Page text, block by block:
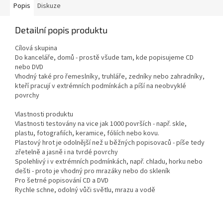
Popis Diskuze
Detailní popis produktu
Cílová skupina
Do kanceláře, domů - prostě všude tam, kde popisujeme CD
nebo DVD
Vhodný také pro řemeslníky, truhláře, zedníky nebo zahradníky,
kteří pracují v extrémních podmínkách a píší na neobvyklé
povrchy
Vlastnosti produktu
Vlastnosti testovány na vice jak 1000 površích - např. skle,
plastu, fotografiích, keramice, fóliích nebo kovu.
Plastový hrot je odolnější než u běžných popisovaců - píše tedy
zřetelně a jasně i na tvrdé povrchy
Spolehlivý i v extrémních podmínkách, např. chladu, horku nebo
dešti - proto je vhodný pro mrazáky nebo do skleník
Pro šetrné popisování CD a DVD
Rychle schne, odolný vůči světlu, mrazu a vodě